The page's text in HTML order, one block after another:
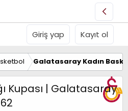
Giriş yap Kayıt ol
Galatasaray Kadın
Kupası | Galatasaray